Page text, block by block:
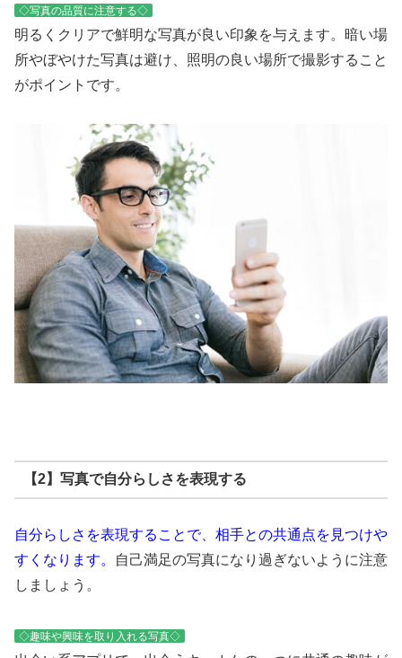
◇写真の品質に注意する◇
明るくクリアで鮮明な写真が良い印象を与えます。暗い場
所やぼやけた写真は避け、照明の良い場所で撮影すること
がポイントです。
【2】写真で自分らしさを表現する
自分らしさを表現することで、相手との共通点を見つけや
すくなります。
自己満足の写真になり過ぎないように注意
しましょう。
◇趣味や興味を取り入れる写真◇